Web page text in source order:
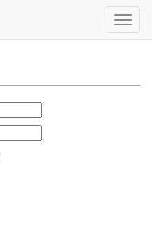
Toggle